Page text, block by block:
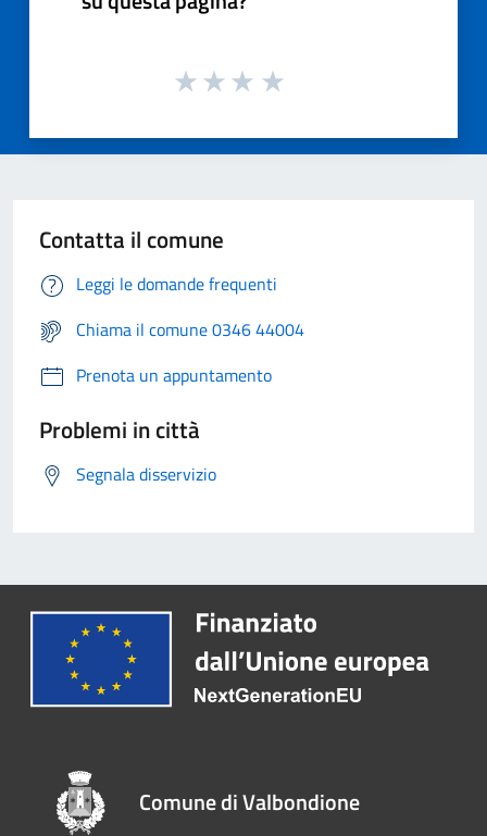
Contatta il comune
Leggi le domande frequenti
Chiama il comune 0346 44004
Prenota un appuntamento
Problemi in città
Segnala disservizio
Comune di Valbondione